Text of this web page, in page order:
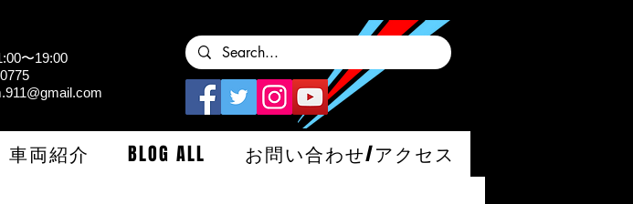
〜19:00
車両紹介 BLOG ALL お問い合わせ/アクセス